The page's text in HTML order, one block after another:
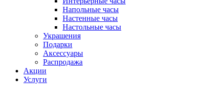
Напольные часы
Настенные часы
Настольные часы
Украшения
Подарки
Аксессуары
Распродажа
Акции
Услуги